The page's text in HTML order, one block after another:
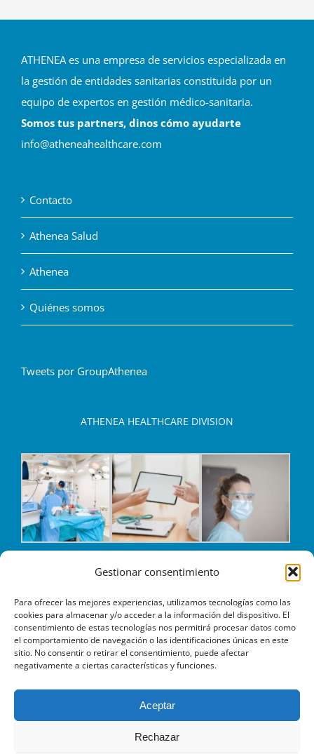
Gestionar consentimiento
Para ofrecer las mejores experiencias, utilizamos tecnologías como las
cookies para almacenar y/o acceder a la información del dispositivo. El
consentimiento de estas tecnologías nos permitirá procesar datos como
el comportamiento de navegación o las identificaciones únicas en este
sitio. No consentir o retirar el consentimiento, puede afectar
negativamente a ciertas características y funciones.
Aceptar
Rechazar
ATHENEA es una empresa de servicios especializada en
la gestión de entidades sanitarias constituida por un
equipo de expertos en gestión médico-sanitaria.
Somos tus partners, dinos cómo ayudarte
info@atheneahealthcare.com
Contacto
Athenea Salud
Athenea
Quiénes somos
Tweets por GroupAthenea
ATHENEA HEALTHCARE DIVISION
Política de privacidad|Política de cookies